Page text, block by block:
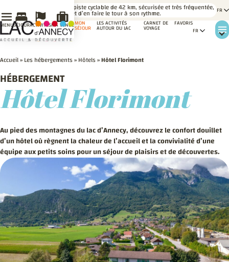
VOUS ?
Une piste cyclable de 42 km, sécurisée et très fréquentée,
permet d’en faire le tour à son rythme.
MON
SÉJOUR
LES ACTIVITÉS
AUTOUR DU LAC
CARNET DE
VOYAGE
FAVORIS
MENUSÉJOURACTIVITÉSMA VENUE
Accueil»Les hébergements»Hôtels»Hôtel Florimont
HÉBERGEMENT
Hôtel Florimont
Au pied des montagnes du lac d’Annecy, découvrez le confort douillet
d’un hôtel où règnent la chaleur de l’accueil et la convivialité d’une
équipe aux petits soins pour un séjour de plaisirs et de découvertes.